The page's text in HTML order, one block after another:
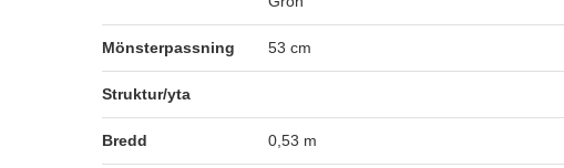
Mönsterpassning 53 cm
Struktur/yta
Bredd 0,53 m